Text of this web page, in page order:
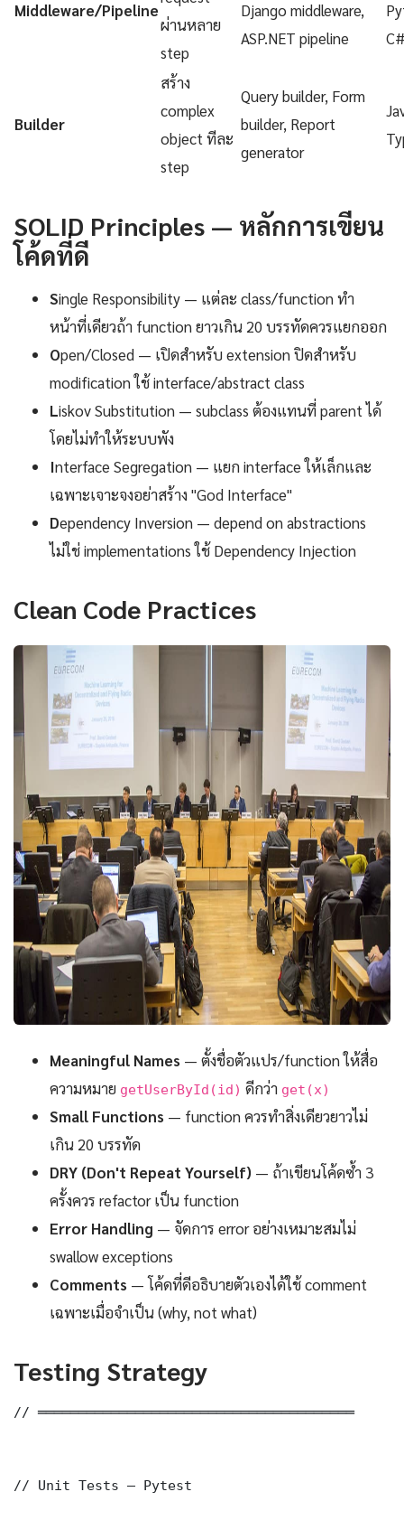
Middleware/Pipeline
ผ่านหลาย
step
Django middleware,
ASP.NET pipeline
Builder
สร้าง
complex
object ทีละ
step
Query builder, Form
builder, Report
generator
SOLID Principles — หลักการเขียน
โค้ดที่ดี
Single Responsibility — แต่ละ class/function ทำ
หน้าที่เดียวถ้า function ยาวเกิน 20 บรรทัดควรแยกออก
Open/Closed — เปิดสำหรับ extension ปิดสำหรับ
modification ใช้ interface/abstract class
Liskov Substitution — subclass ต้องแทนที่ parent ได้
โดยไม่ทำให้ระบบพัง
Interface Segregation — แยก interface ให้เล็กและ
เฉพาะเจาะจงอย่าสร้าง "God Interface"
Dependency Inversion — depend on abstractions
ไม่ใช่ implementations ใช้ Dependency Injection
Clean Code Practices
Meaningful Names — ตั้งชื่อตัวแปร/function ให้สื่อ
ความหมาย getUserById(id) ดีกว่า get(x)
Small Functions — function ควรทำสิ่งเดียวยาวไม่
เกิน 20 บรรทัด
DRY (Don't Repeat Yourself) — ถ้าเขียนโค้ดซ้ำ 3
ครั้งควร refactor เป็น function
Error Handling — จัดการ error อย่างเหมาะสมไม่
swallow exceptions
Comments — โค้ดที่ดีอธิบายตัวเองได้ใช้ comment
เฉพาะเมื่อจำเป็น (why, not what)
Testing Strategy
// ═══════════════════════════════════════
// Unit Tests — Pytest